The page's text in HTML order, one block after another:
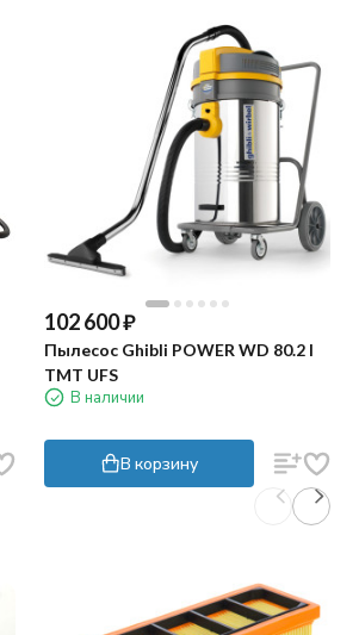
102 600₽
Пылесос Ghibli POWER WD 80.2 I
TMT UFS
В наличии
В корзину